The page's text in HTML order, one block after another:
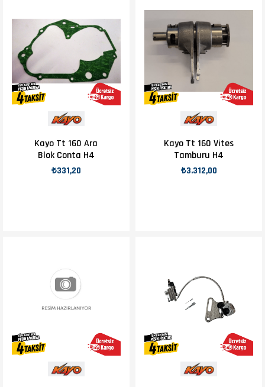
Kayo Tt 160 Ara
Blok Conta H4
₺331,20
Kayo Tt 160 Vites
Tamburu H4
₺3.312,00